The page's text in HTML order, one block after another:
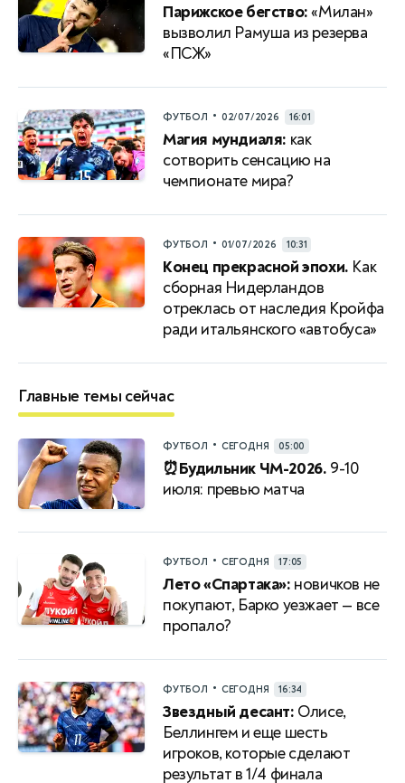
Парижское бегство:«Милан»
вызволил Рамуша из резерва
«ПСЖ»
ФУТБОЛ • 02/07/2026 16:01
Магия мундиаля: как
сотворить сенсацию на
чемпионате мира?
ФУТБОЛ • 01/07/2026 10:31
Конец прекрасной эпохи. Как
сборная Нидерландов
отреклась от наследия Кройфа
ради итальянского «автобуса»
Главные темы сейчас
ФУТБОЛ • СЕГОДНЯ 05:00
⏰Будильник ЧМ-2026. 9-10
июля: превью матча
ФУТБОЛ • СЕГОДНЯ 17:05
Лето «Спартака»: новичков не
покупают, Барко уезжает — все
пропало?
ФУТБОЛ • СЕГОДНЯ 16:34
Звездный десант: Олисе,
Беллингем и еще шесть
игроков, которые сделают
результат в 1/4 финала